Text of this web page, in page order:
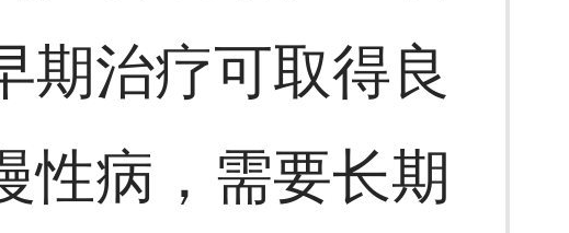
期治疗可取得良
性病，需要长期